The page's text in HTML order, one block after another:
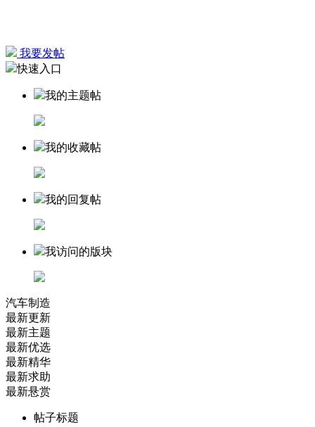
我要发帖
快速入口
我的主题帖
我的收藏帖
我的回复帖
我访问的版块
汽车制造
最新更新
最新主题
最新优选
最新精华
最新求助
最新悬赏
帖子标题